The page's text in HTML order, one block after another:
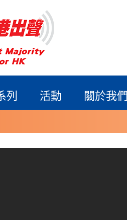
列 活動 關於我們